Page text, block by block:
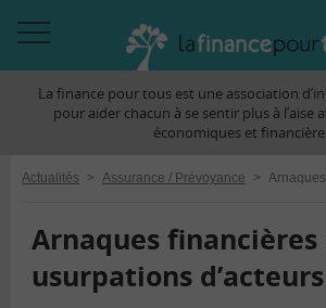
àLa finance pour tous est une association
pour aider chacun à se sentir plus à l’aise
économiques et
Actualités > Assurance / Prévoyance >
Arnaques financières
usurpations